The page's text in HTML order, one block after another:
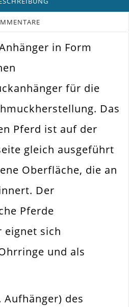
Anhänger
Armbänder. Ohrringe.
in Form
für die
Das
Pferd ist auf der
gleich ausgeführt
Oberfläche, die an
Der
Pferde
eignet sich
und als
des